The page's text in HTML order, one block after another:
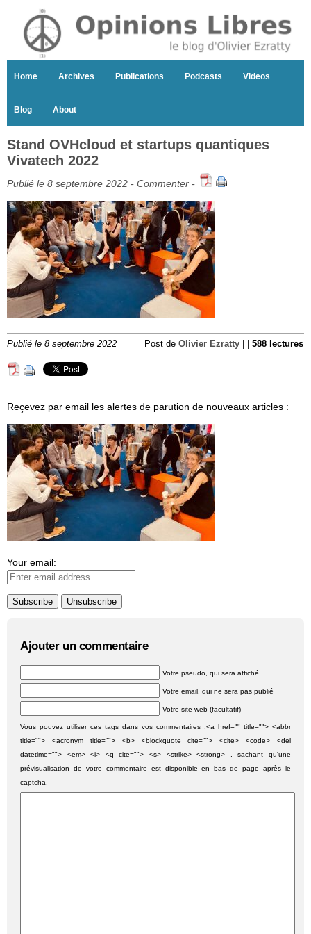
Home Archives Publications Podcasts Videos
Blog About
Stand OVHcloud et startups quantiques
Vivatech 2022
Publié le 8 septembre 2022 - Commenter -
Publié le 8 septembre 2022 Post de Olivier Ezratty 588 lectures
Reçevez par email les alertes de parution de nouveaux articles :
Your email:
Ajouter un commentaire
Votre pseudo, qui sera affiché
Votre email, qui ne sera pas publié
Votre site web (facultatif)
Vous pouvez utiliser ces tags dans vos commentaires :<a href="" title=""> <abbr
title=""> <acronym title=""> <b> <blockquote cite=""> <cite> <code> <del
datetime=""> <em> <i> <q cite=""> <s> <strike> <strong> , sachant qu'une
prévisualisation de votre commentaire est disponible en bas de page après le
captcha.